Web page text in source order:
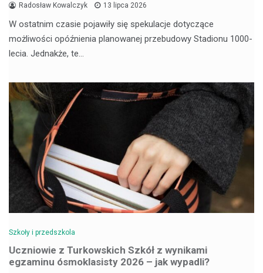
Radosław Kowalczyk 13 lipca 2026
W ostatnim czasie pojawiły się spekulacje dotyczące
możliwości opóźnienia planowanej przebudowy Stadionu 1000-
lecia. Jednakże, te…
Szkoły i przedszkola
Uczniowie z Turkowskich Szkół z wynikami
egzaminu ósmoklasisty 2026 – jak wypadli?